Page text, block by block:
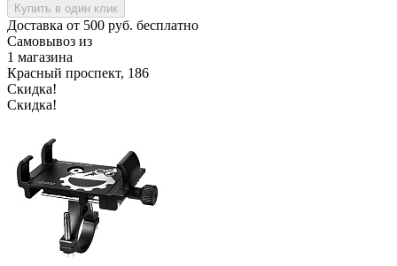
Купить в один клик
Доставка от 500 руб. бесплатно
Самовывоз из
1 магазина
Красный проспект, 186
Скидка!
Скидка!